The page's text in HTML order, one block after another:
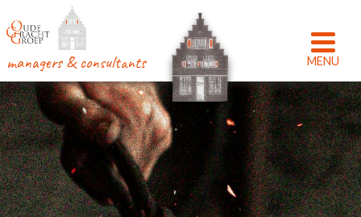
managers & consultants